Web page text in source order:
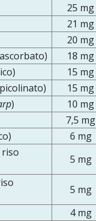
25 mg
21 mg
20 mg
18 mg
15 mg
15 mg
)
10 mg
7,5 mg
6 mg
5 mg
5 mg
4 mg